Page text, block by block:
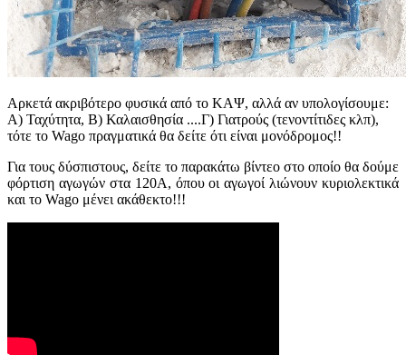
Αρκετά ακριβότερο φυσικά από το ΚΑΨ, αλλά αν υπολογίσουμε:
Α) Ταχύτητα, Β) Καλαισθησία ....Γ) Γιατρούς (τενοντίτιδες κλπ),
τότε το Wago πραγματικά θα δείτε ότι είναι μονόδρομος!!
Για τους δύσπιστους, δείτε το παρακάτω βίντεο στο οποίο θα δούμε
φόρτιση αγωγών στα 120Α, όπου οι αγωγοί λιώνουν κυριολεκτικά
και το Wago μένει ακάθεκτο!!!